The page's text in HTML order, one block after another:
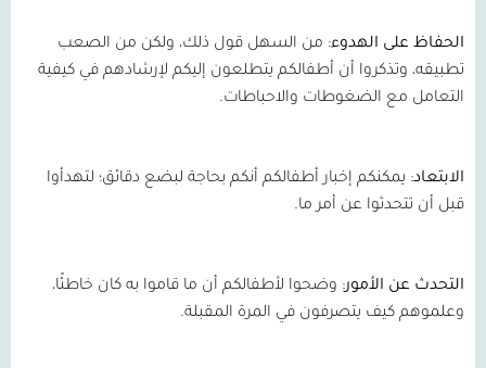
الحفاظ على الهدوء: من السهل قول ذلك، ولكن من الصعب
تطبيقه، وتذكروا أن أطفالكم يتطلعون إليكم لإرشادهم في كيفية
التعامل مع الضغوطات والاحباطات.
الابتعاد: يمكنكم إخبار أطفالكم أنكم بحاجة لبضع دقائق؛ لتهدأوا
قبل أن تتحدثوا عن أمر ما.
التحدث عن الأمور: وضحوا لأطفالكم أن ما قاموا به كان خاطئًا،
وعلموهم كيف يتصرفون في المرة المقبلة.